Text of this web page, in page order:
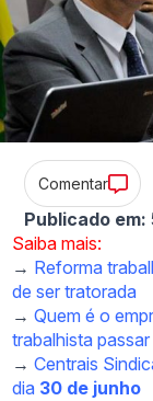
Comentar
Publicado em:
Saiba mais:
→ Reforma
de ser tratorada
→Quem é o
trabalhista
→Centrais
dia 30 de junho